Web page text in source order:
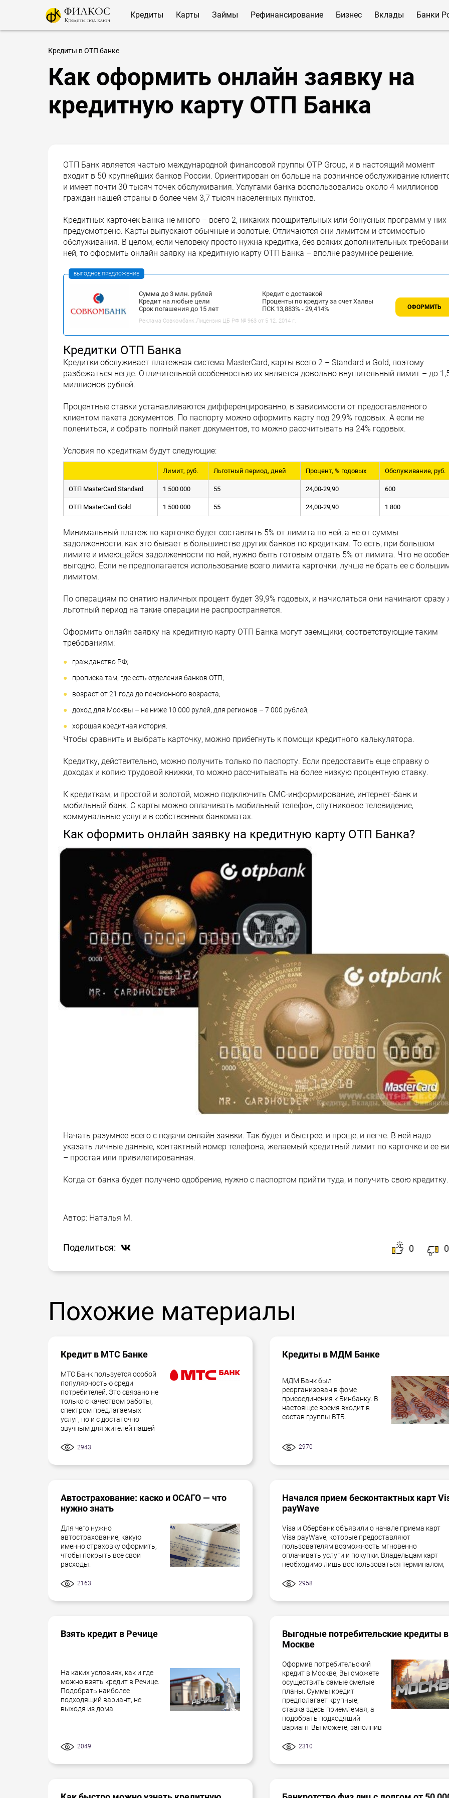
Кредиты Карты Займы Рефинансирование Бизнес Вклады Банки
Кредиты в ОТП банке
Как оформить онлайн заявку на
кредитную карту ОТП Банка
ОТП Банк является частью международной финансовой группы OTP Group, и в настоящий момент
входит в 50 крупнейших банков России. Ориентирован он больше на розничное обслуживание
и имеет почти 30 тысяч точек обслуживания. Услугами банка воспользовались около 4 миллионов
граждан нашей страны в более чем 3,7 тысяч населенных пунктов.
Кредитных карточек Банка не много – всего 2, никаких поощрительных или бонусных программ у них
предусмотрено. Карты выпускают обычные и золотые. Отличаются они лимитом и стоимостью
обслуживания. В целом, если человеку просто нужна кредитка, без всяких дополнительных
ней, то оформить онлайн заявку на кредитную карту ОТП Банка – вполне разумное решение.
ВЫГОДНОЕ ПРЕДЛОЖЕНИЕ
Сумма до 3 млн. рублей
Кредит на любые цели
Срок погашения до 15 лет
Кредит с доставкой
Проценты по кредиту за счет Халвы
ПСК 13,883% - 29,414%
Реклама Совкомбанк.Лицензия ЦБ РФ № 963 от 5 12. 2014 г.
ОФОРМИТЬ
Кредитки ОТП Банка
Кредитки обслуживает платежная система MasterCard, карты всего 2 – Standard и Gold, поэтому
разбежаться негде. Отличительной особенностью их является довольно внушительный лимит – до
миллионов рублей.
Процентные ставки устанавливаются дифференцированно, в зависимости от предоставленного
клиентом пакета документов. По паспорту можно оформить карту под 29,9% годовых. А если не
полениться, и собрать полный пакет документов, то можно рассчитывать на 24% годовых.
Условия по кредиткам будут следующие:
Лимит, руб. Льготный период, дней Процент, % годовых Обслуживание, руб.
ОТП MasterCard Standard 1 500 000 55 24,00-29,90 600
ОТП MasterCard Gold 1 500 000 55 24,00-29,90 1 800
Минимальный платеж по карточке будет составлять 5% от лимита по ней, а не от суммы
задолженности, как это бывает в большинстве других банков по кредиткам. То есть, при большом
лимите и имеющейся задолженности по ней, нужно быть готовым отдать 5% от лимита. Что не
выгодно. Если не предполагается использование всего лимита карточки, лучше не брать ее с
лимитом.
По операциям по снятию наличных процент будет 39,9% годовых, и начисляться они начинают сразу
льготный период на такие операции не распространяется.
Оформить онлайн заявку на кредитную карту ОТП Банка могут заемщики, соответствующие таким
требованиям:
гражданство РФ;
прописка там, где есть отделения банков ОТП;
возраст от 21 года до пенсионного возраста;
доход для Москвы – не ниже 10 000 рулей, для регионов – 7 000 рублей;
хорошая кредитная история.
Чтобы сравнить и выбрать карточку, можно прибегнуть к помощи кредитного калькулятора.
Кредитку, действительно, можно получить только по паспорту. Если предоставить еще справку о
доходах и копию трудовой книжки, то можно рассчитывать на более низкую процентную ставку.
К кредиткам, и простой и золотой, можно подключить СМС-информирование, интернет-банк и
мобильный банк. С карты можно оплачивать мобильный телефон, спутниковое телевидение,
коммунальные услуги в собственных банкоматах.
Как оформить онлайн заявку на кредитную карту ОТП Банка?
Начать разумнее всего с подачи онлайн заявки. Так будет и быстрее, и проще, и легче. В ней надо
указать личные данные, контактный номер телефона, желаемый кредитный лимит по карточке и ее
– простая или привилегированная.
Когда от банка будет получено одобрение, нужно с паспортом прийти туда, и получить свою кредитку.
Автор: Наталья М.
Поделиться: 0 0
Похожие материалы
Кредит в МТС Банке
МТС Банк пользуется особой
популярностью среди
потребителей. Это связано не
только с качеством работы,
спектром предлагаемых
услуг, но и с достаточно
звучным для жителей нашей
2943
Кредиты в МДМ Банке
МДМ Банк был
реорганизован в фоме
присоединения к Бинбанку. В
настоящее время входит в
состав группы ВТБ.
2970
Автострахование: каско и ОСАГО — что
нужно знать
Для чего нужно
автострахование, какую
именно страховку оформить,
чтобы покрыть все свои
расходы.
2163
Начался прием бесконтактных карт
payWave
Visa и Сбербанк объявили о начале приема карт
Visa payWave, которые предоставляют
пользователям возможность мгновенно
оплачивать услуги и покупки. Владельцам карт
необходимо лишь воспользоваться терминалом,
2958
Взять кредит в Речице
На каких условиях, как и где
можно взять кредит в Речице.
Подобрать наиболее
подходящий вариант, не
выходя из дома.
2049
Выгодные потребительские кредиты в
Москве
Оформив потребительский
кредит в Москве, Вы сможете
осуществить самые смелые
планы. Суммы кредит
предполагает крупные,
ставка здесь приемлемая, а
подобрать подходящий
вариант Вы можете, заполнив
2310